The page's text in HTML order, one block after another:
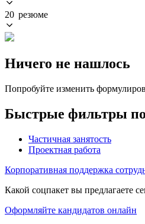
20 резюме
Ничего не нашлось
Попробуйте изменить
Быстрые фильтры
Частичная занятость
Проектная работа
Корпоративная поддержка
Какой соцпакет вы предлагаете
Оформляйте кандидатов онлайн